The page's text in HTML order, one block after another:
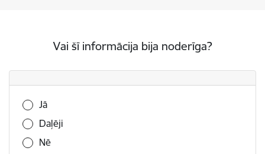
Vai šī informācija bija noderīga?
Vai šī informācija bija noderīga?
Jā
Daļēji
Nē